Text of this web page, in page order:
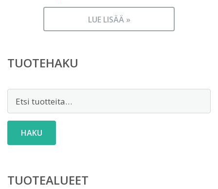
LUE LISÄÄ »
TUOTEHAKU
HAKU
TUOTEALUEET